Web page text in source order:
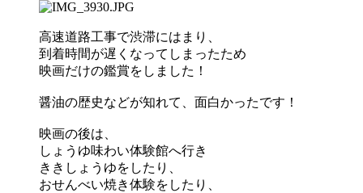
高速道路工事で渋滞にはまり、
到着時間が遅くなってしまったため
映画だけの鑑賞をしました！
醤油の歴史などが知れて、面白かったです！
映画の後は、
しょうゆ味わい体験館へ行き
ききしょうゆをしたり、
おせんべい焼き体験をしたり、